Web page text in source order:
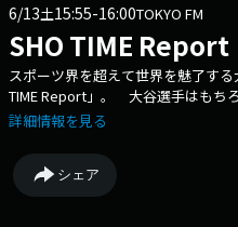
6/13土15:55-16:00TOKYO FM
SHO TIME Report
スポーツ界を超えて世界を魅了す
TIME Report」。 大谷選手はもち
の最新情報をはじめ、 スタジアム
す。 番組Webサイト：https://
ッセージフォーム：https://
詳細情報を見る
シェア